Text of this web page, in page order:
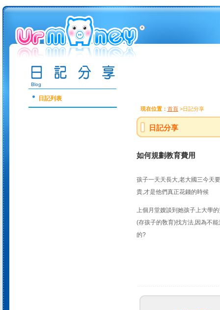
日記列表
現在位置： 首頁>日記分享
日記分享
如何規劃教育費用
孩子一天天長大,老大國三今天
貴,才是他們真正花錢的時候
上個月堂嫂談到她孩子上大學
(存孩子的敎育)找方法,因為不
的?